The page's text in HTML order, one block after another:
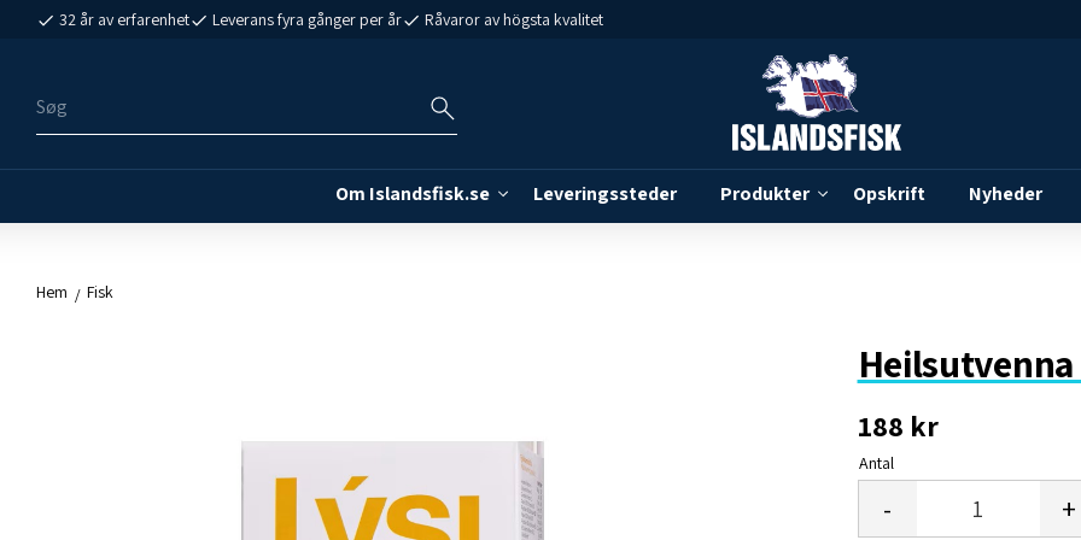
32 år av erfarenhet Leverans fyra gånger per år Råvaror av högsta kvalitet
Om Islandsfisk.se Leveringssteder Produkter Opskrift Nyheder
Hem Fisk
Heilsutvenna
188 kr
Antal
+
-